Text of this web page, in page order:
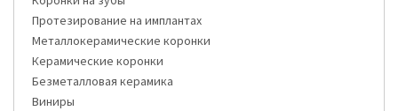
Протезирование на имплантах
Металлокерамические коронки
Керамические коронки
Безметалловая керамика
Виниры